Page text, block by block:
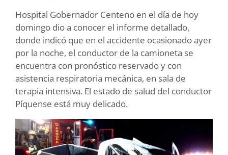
Hospital Gobernador Centeno en el día de hoy
domingo dio a conocer el informe detallado,
donde indicó que en el accidente ocasionado ayer
por la noche, el conductor de la camioneta se
encuentra con pronóstico reservado y con
asistencia respiratoria mecánica, en sala de
terapia intensiva. El estado de salud del conductor
Píquense está muy delicado.